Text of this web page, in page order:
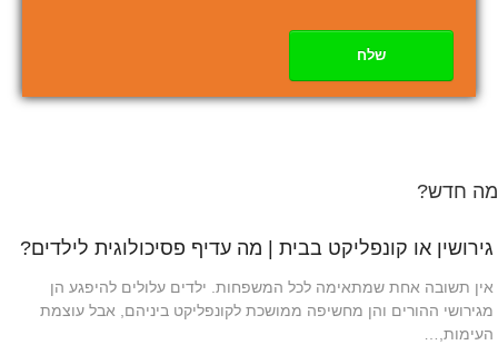
שלח
מה חדש?
גירושין או קונפליקט בבית | מה עדיף פסיכולוגית לילדים?
אין תשובה אחת שמתאימה לכל המשפחות. ילדים עלולים להיפגע הן
מגירושי ההורים והן מחשיפה ממושכת לקונפליקט ביניהם, אבל עוצמת
העימות,…